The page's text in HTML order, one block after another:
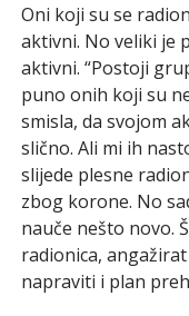
Oni koji su se
aktivni. No veliki je
aktivni. “Postoji
puno onih koji su
smisla, da svojom
slično. Ali mi ih
slijede plesne
zbog korone. No
nauče nešto novo.
radionica,
napraviti i plan